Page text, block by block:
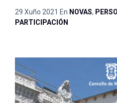
29 Xuño 2021 En NOVAS,
PARTICIPACIÓN